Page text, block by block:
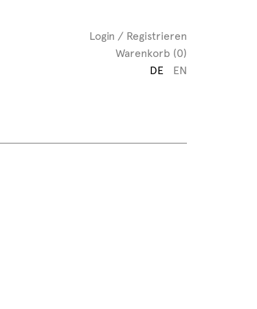
Login / Registrieren
Warenkorb (0)
DE
EN